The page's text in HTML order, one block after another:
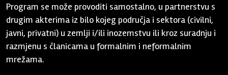
Program se može provoditi samostalno, u partnerstvu s
drugim akterima iz bilo kojeg područja i sektora (civilni,
javni, privatni) u zemlji i/ili inozemstvu ili kroz suradnju i
razmjenu s članicama u formalnim i neformalnim
mrežama.